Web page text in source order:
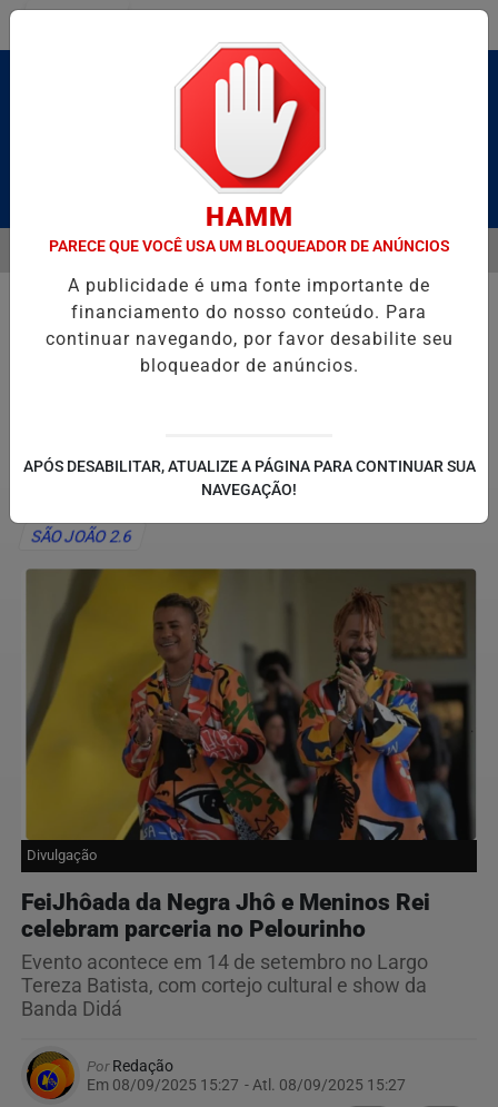
Pesquisar Notícia
E CAIQUE PIMENTA COM O MELHOR DO AXÉ DAS ANTIGAS
EM ALTA
MENU
SÃO JOÃO 2.6
Divulgação
FeiJhôada da Negra Jhô e Meninos Rei
celebram parceria no Pelourinho
Evento acontece em 14 de setembro no Largo
Tereza Batista, com cortejo cultural e show da
Banda Didá
PorRedação
Em 08/09/2025 15:27 - Atl. 08/09/2025 15:27
HAMM
PARECE QUE VOCÊ USA UM BLOQUEADOR DE ANÚNCIOS
A publicidade é uma fonte importante de
financiamento do nosso conteúdo. Para
continuar navegando, por favor desabilite seu
bloqueador de anúncios.
APÓS DESABILITAR, ATUALIZE A PÁGINA PARA CONTINUAR SUA
NAVEGAÇÃO!